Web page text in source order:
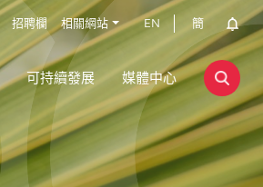
招聘欄 相關網站 EN 簡
可持續發展 媒體中心